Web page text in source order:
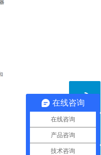
在线咨询
在线咨询
产品咨询
技术咨询